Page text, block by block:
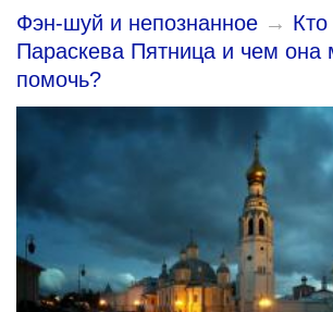
Фэн-шуй и непознанное → Кто
Параскева Пятница и чем она
помочь?